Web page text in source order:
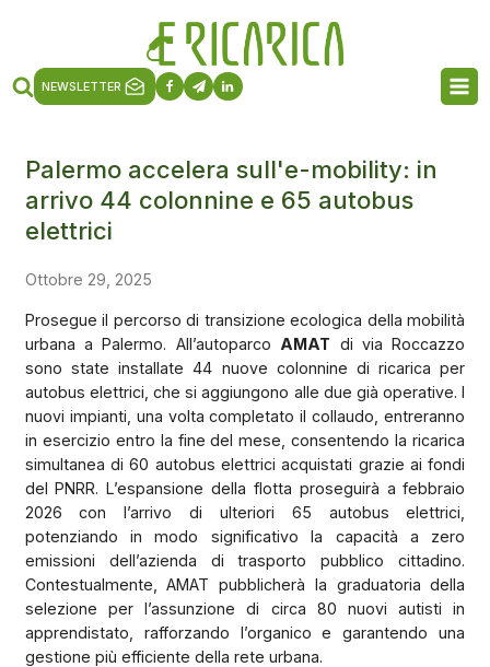
NEWSLETTER
Palermo accelera sull'e-mobility: in
arrivo 44 colonnine e 65 autobus
elettrici
Ottobre 29, 2025
Prosegue il percorso di transizione ecologica della mobilità
urbana a Palermo. All’autoparco AMAT di via Roccazzo
sono state installate 44 nuove colonnine di ricarica per
autobus elettrici, che si aggiungono alle due già operative. I
nuovi impianti, una volta completato il collaudo, entreranno
in esercizio entro la fine del mese, consentendo la ricarica
simultanea di 60 autobus elettrici acquistati grazie ai fondi
del PNRR. L’espansione della flotta proseguirà a febbraio
2026 con l’arrivo di ulteriori 65 autobus elettrici,
potenziando in modo significativo la capacità a zero
emissioni dell’azienda di trasporto pubblico cittadino.
Contestualmente, AMAT pubblicherà la graduatoria della
selezione per l’assunzione di circa 80 nuovi autisti in
apprendistato, rafforzando l’organico e garantendo una
gestione più efficiente della rete urbana.